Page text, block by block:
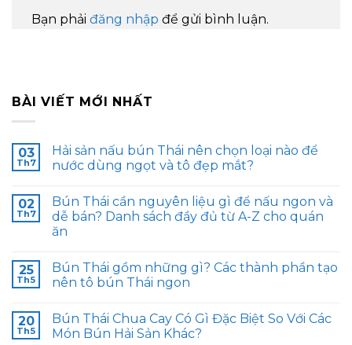
Bạn phải đăng nhập để gửi bình luận.
BÀI VIẾT MỚI NHẤT
03
Th7
Hải sản nấu bún Thái nên chọn loại nào để
nước dùng ngọt và tô đẹp mắt?
02
Th7
Bún Thái cần nguyên liệu gì để nấu ngon và
dễ bán? Danh sách đầy đủ từ A-Z cho quán
ăn
25
Th5
Bún Thái gồm những gì? Các thành phần tạo
nên tô bún Thái ngon
20
Th5
Bún Thái Chua Cay Có Gì Đặc Biệt So Với Các
Món Bún Hải Sản Khác?